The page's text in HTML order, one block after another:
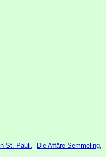
St. Pauli Die Affäre Semmeling